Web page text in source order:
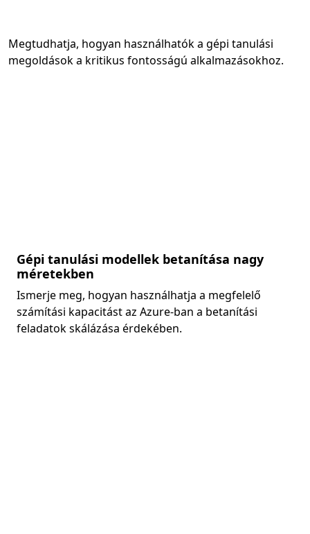
Megtudhatja, hogyan használhatók a gépi tanulási
megoldások a kritikus fontosságú alkalmazásokhoz.
Gépi tanulási modellek betanítása nagy
méretekben
Ismerje meg, hogyan használhatja a megfelelő
számítási kapacitást az Azure-ban a betanítási
feladatok skálázása érdekében.